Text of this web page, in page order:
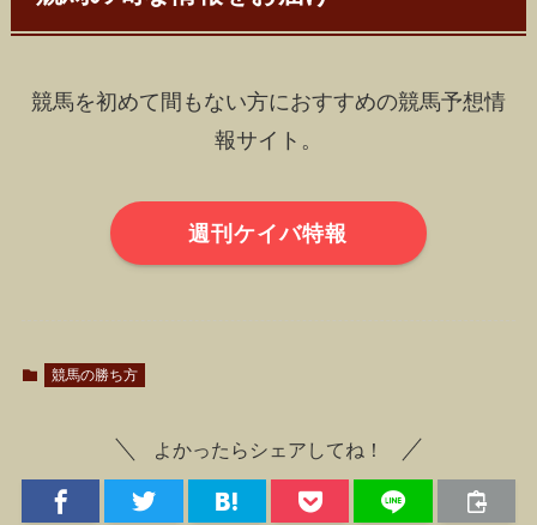
競馬を初めて間もない方におすすめの競馬予想情
報サイト。
週刊ケイバ特報
競馬の勝ち方
よかったらシェアしてね！